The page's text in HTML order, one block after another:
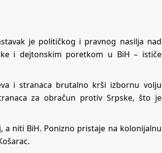
je političkog i pravnog nasilja nad
i dejtonskim poretkom u BiH – ističe
i stranaca brutalno krši izbornu volju
za obračun protiv Srpske, što je
niti BiH. Ponizno pristaje na kolonijalnu